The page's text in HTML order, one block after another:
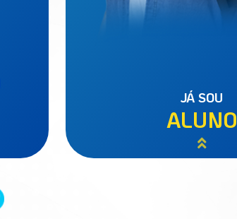
JÁ SOU
ALUNO